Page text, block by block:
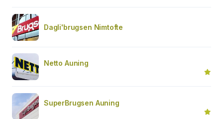
Dagli'brugsen Nimtofte
Netto Auning
SuperBrugsen Auning